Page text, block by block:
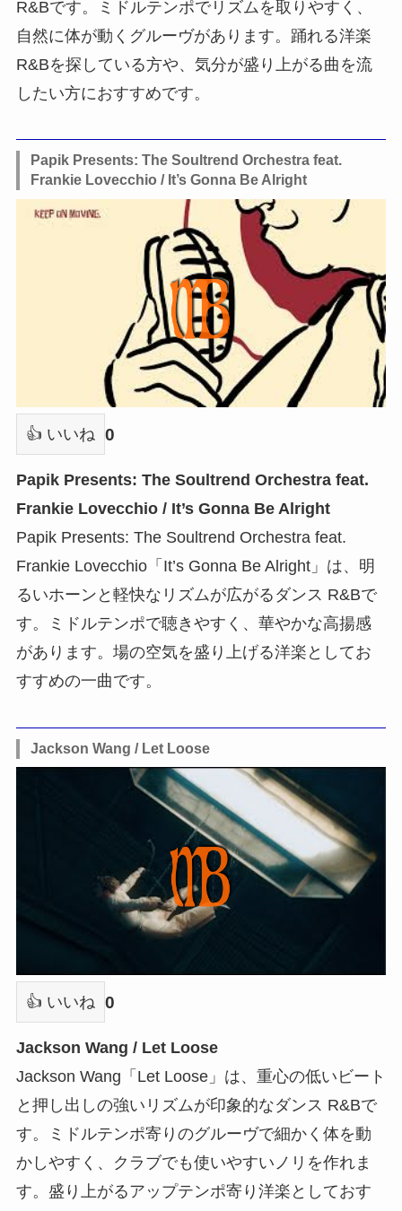
R&Bです。ミドルテンポでリズムを取りやすく、
自然に体が動くグルーヴがあります。踊れる洋楽
R&Bを探している方や、気分が盛り上がる曲を流
したい方におすすめです。
Papik Presents: The Soultrend Orchestra feat.
Frankie Lovecchio / It’s Gonna Be Alright
👍 いいね 0
Papik Presents: The Soultrend Orchestra feat.
Frankie Lovecchio / It’s Gonna Be Alright
Papik Presents: The Soultrend Orchestra feat.
Frankie Lovecchio「It’s Gonna Be Alright」は、明
るいホーンと軽快なリズムが広がるダンス R&Bで
す。ミドルテンポで聴きやすく、華やかな高揚感
があります。場の空気を盛り上げる洋楽としてお
すすめの一曲です。
Jackson Wang / Let Loose
👍 いいね 0
Jackson Wang / Let Loose
Jackson Wang「Let Loose」は、重心の低いビート
と押し出しの強いリズムが印象的なダンス R&Bで
す。ミドルテンポ寄りのグルーヴで細かく体を動
かしやすく、クラブでも使いやすいノリを作れま
す。盛り上がるアップテンポ寄り洋楽としておす